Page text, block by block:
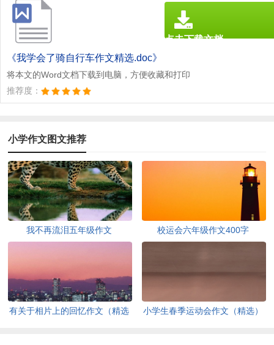
《我学会了骑自行车作文精选.doc》
将本文的Word文档下载到电脑，方便收藏和打印
推荐度：
点击下载文档
小学作文图文推荐
我不再流泪五年级作文 校运会六年级作文400字
有关于相片上的回忆作文（精选
小学生春季运动会作文（精选）